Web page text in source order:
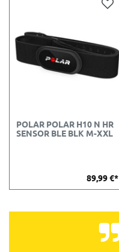
POLAR POLAR H10 N HR
SENSOR BLE BLK M-XXL
89,99 €*